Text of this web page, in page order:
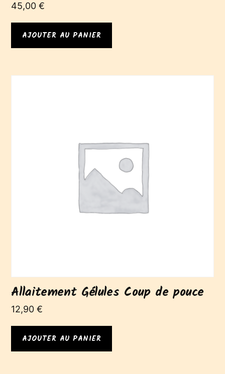
45,00€
AJOUTER AU PANIER
Allaitement Gélules Coup de pouce
12,90€
AJOUTER AU PANIER